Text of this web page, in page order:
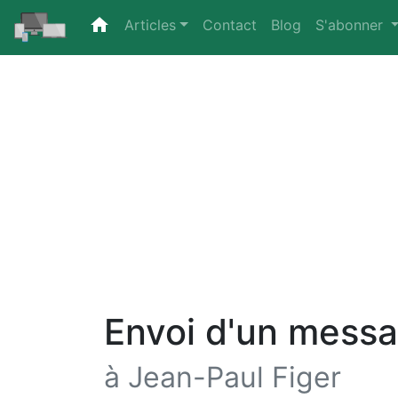
home (current)
Articles Contact Blog S'abonner
Envoi d'un
à Jean-Paul Figer